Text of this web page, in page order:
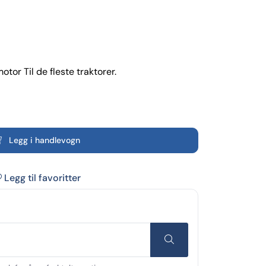
Legg i handlevogn
Legg til favoritter
Til de fleste traktorer.